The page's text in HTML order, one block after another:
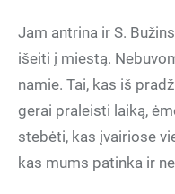
Jam antrina ir S.
išeiti į miestą.
namie. Tai, kas iš
gerai praleisti laiką,
stebėti, kas įvairiose
kas mums patinka ir